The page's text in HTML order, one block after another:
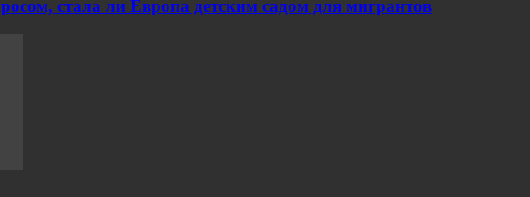
стала ли Европа детским садом для мигрантов